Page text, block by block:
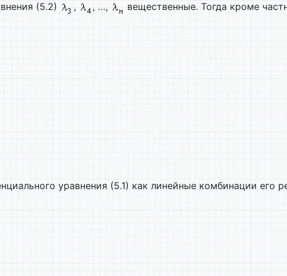
(5.2) , , …,
вещественные. Тогда кроме
уравнения (5.1) как линейные комбинации его